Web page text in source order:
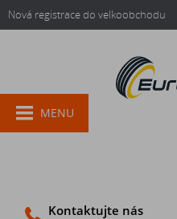
Nová registrace do velkoobchodu
Kontaktujte nás
MENU